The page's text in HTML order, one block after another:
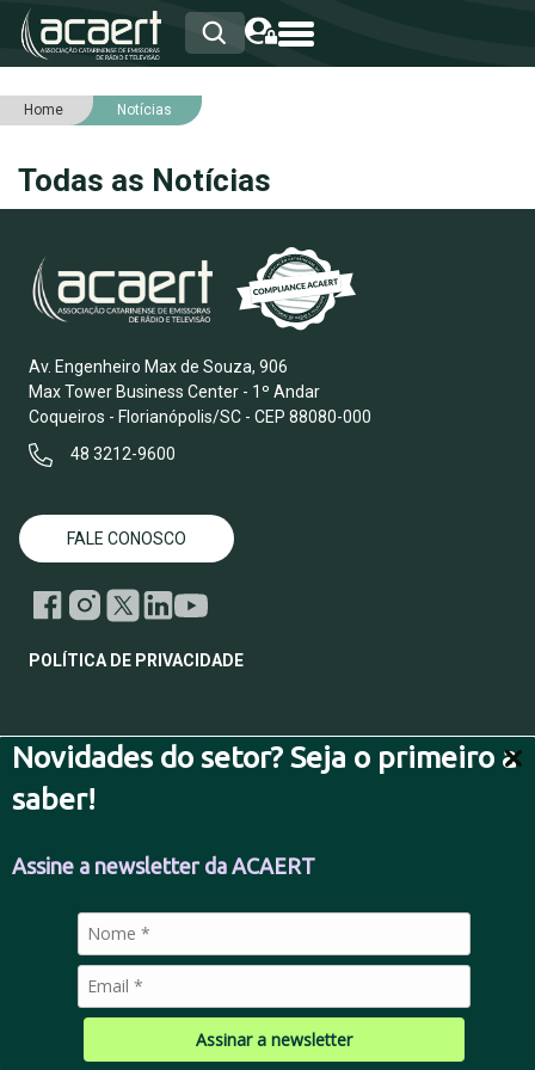
Novidades do setor? Seja o primeiro a
saber!
Assine a newsletter da ACAERT
Assinar a newsletter
HOME
ASSOCIADOS
NOTÍCIAS
SERVIÇOS
INTEGRIDADE
Home Notícias
Todas as Notícias
Av. Engenheiro Max de Souza, 906
Max Tower Business Center - 1º Andar
Coqueiros - Florianópolis/SC - CEP 88080-000
48 3212-9600
FALE CONOSCO
POLÍTICA DE PRIVACIDADE
© 2026 Todos os direitos reservados.